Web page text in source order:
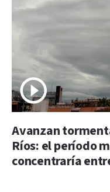
Avanzan
Ríos: el período
concentraría